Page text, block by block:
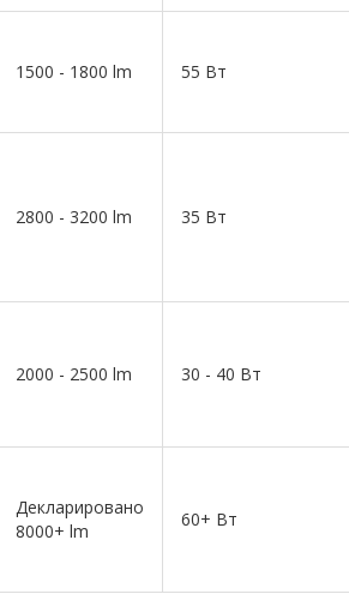
1500 - 1800 lm 55 Вт
2800 - 3200 lm 35 Вт
2000 - 2500 lm 30 - 40 Вт
Декларировано
8000+ lm
60+ Вт